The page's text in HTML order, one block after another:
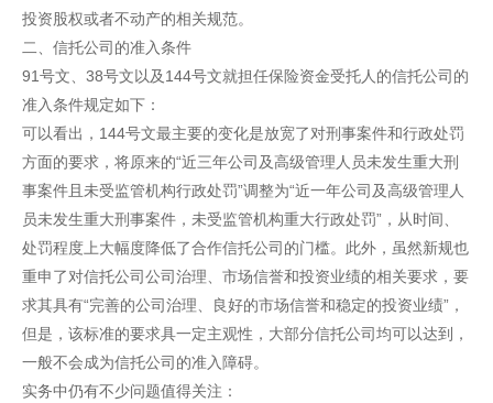
投资股权或者不动产的相关规范。
二、信托公司的准入条件
91号文、38号文以及144号文就担任保险资金受托人的信托公司的
准入条件规定如下：
可以看出，144号文最主要的变化是放宽了对刑事案件和行政处罚
方面的要求，将原来的“近三年公司及高级管理人员未发生重大刑
事案件且未受监管机构行政处罚”调整为“近一年公司及高级管理人
员未发生重大刑事案件，未受监管机构重大行政处罚”，从时间、
处罚程度上大幅度降低了合作信托公司的门槛。此外，虽然新规也
重申了对信托公司公司治理、市场信誉和投资业绩的相关要求，要
求其具有“完善的公司治理、良好的市场信誉和稳定的投资业绩”，
但是，该标准的要求具一定主观性，大部分信托公司均可以达到，
一般不会成为信托公司的准入障碍。
实务中仍有不少问题值得关注：